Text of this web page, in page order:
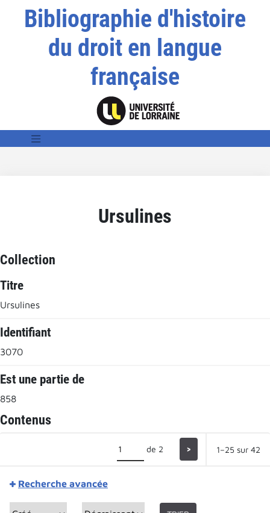
Bibliographie d'histoire
du droit en langue
française
Ursulines
Collection
Titre
Ursulines
Identifiant
3070
Est une partie de
858
Contenus
de 2 > 1–25 sur 42
Recherche avancée